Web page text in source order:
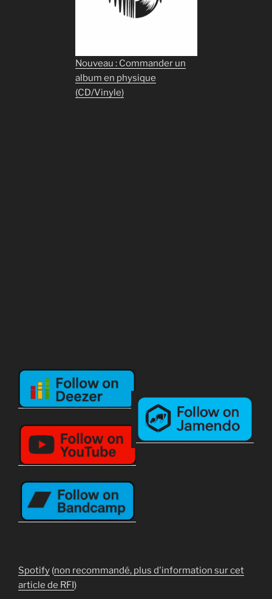
Nouveau : Commander un
album en physique
(CD/Vinyle)
Spotify (non recommandé, plus d'information sur cet
article de RFI)